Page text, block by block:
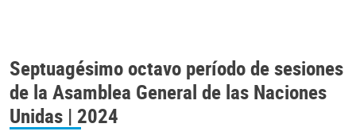
Septuagésimo octavo período de sesiones
de la Asamblea General de las Naciones
Unidas | 2024